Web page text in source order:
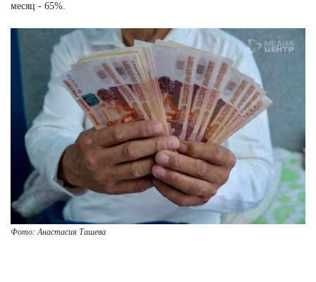
месяц - 65%.
Фото: Анастасия Ташева